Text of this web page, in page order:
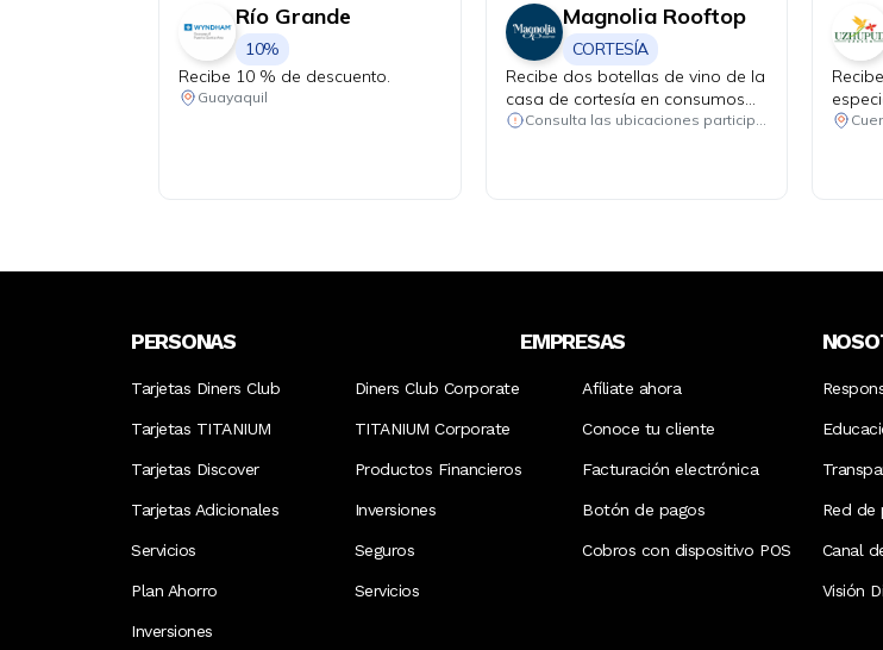
Río Grande
10%
Recibe 10 % de descuento.
Guayaquil
Magnolia Rooftop
CORTESÍA
Recibe dos botellas de vino de la
casa de cortesía en consumos
mínimos de USD 130.
Consulta las ubicaciones participantes
PERSONAS
Tarjetas Diners Club
Tarjetas TITANIUM
Tarjetas Discover
Tarjetas Adicionales
Servicios
Plan Ahorro
Inversiones
EMPRESAS
Diners Club Corporate
TITANIUM Corporate
Productos Financieros
Inversiones
Seguros
Servicios
Afíliate ahora
Conoce tu cliente
Facturación electrónica
Botón de pagos
Cobros con dispositivo POS
Red de
Canal
Visión